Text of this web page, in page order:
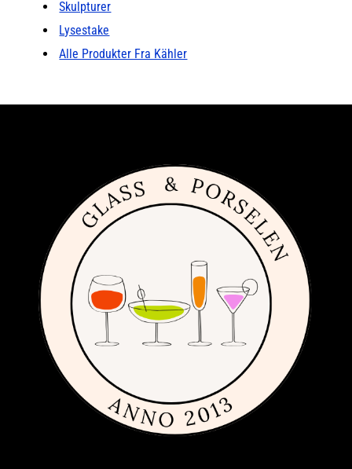
Skulpturer
Lysestake
Alle Produkter Fra Kähler